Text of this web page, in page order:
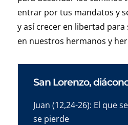
entrar por tus mandatos y
y así crecer en libertad para
en nuestros hermanos y
San Lorenzo,
Juan (12,24-26): El que
se pierde